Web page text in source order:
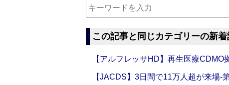
この記事と同じカテゴリーの新
【アルフレッサHD】再生医療CDMO
【JACDS】3日間で11万人超が来場‐